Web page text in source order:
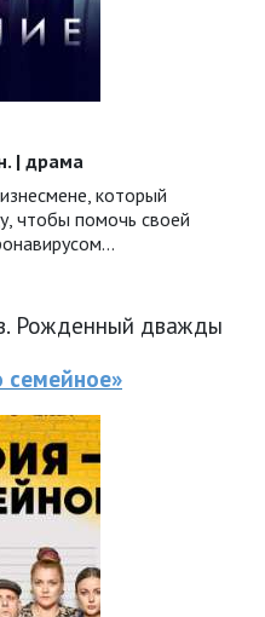
| драма
который
чтобы помочь своей
Рожденный дважды